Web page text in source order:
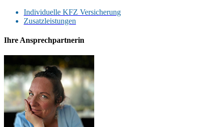
Individuelle KFZ Versicherung
Zusatzleistungen
Ihre Ansprechpartnerin